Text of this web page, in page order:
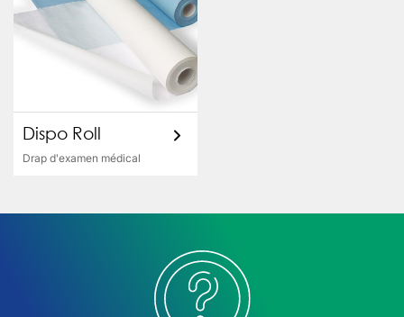
Dispo Roll
Drap d'examen médical